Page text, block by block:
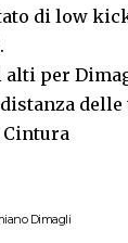
di low
.
alti per
Cintura
Dimagli